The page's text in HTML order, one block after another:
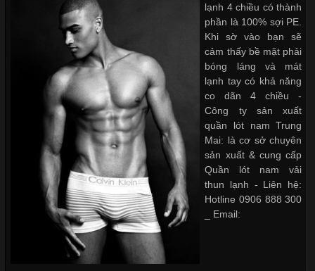
Cập nhật 2026-05-21 14:59:25
Trong những năm gần đây, vải Bamboo đang trở thành một
trong những chất liệu được yêu thích trong ngành thời trang
nhờ đặc tính mềm mại, thoáng khí và thân thiện với môi trường.
Không chỉ được ứng dụng trong quần áo thường ngày, loại vải
này còn xuất hiện nhiều trong các sản phẩm đồ lót
Những Loại Vải Thun Thông Dụng Và Đặc Điểm Nổi Bật
Nguyên bộ quần lót nam Boxer thun lạnh giá rẻ
Dễ chịu hơn với quần lót nam giá rẻ vải Cotton 4 chiều
lạnh 4 chiều có thành
phần là 100% sợi PE.
Khi sờ vào bạn sẽ
cảm thấy bề mặt phải
bóng láng và mát
lạnh tay có khả năng
co dãn 4 chiều -
Công ty sản xuất
quần lót nam Trung
Mai: là cơ sở chuyên
sản xuất & cung cấp
Quần lót nam vải
thun lạnh - Liên hệ:
Hotline 0906 888 300
_ Email: